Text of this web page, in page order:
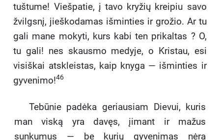
tuštume! Viešpatie, į tavo kryžių kreipiu savo
žvilgsnį, jieškodamas išminties ir grožio. Ar tu
gali mane mokyti, kurs kabi ten prikaltas ? O,
tu gali! nes skausmo medyje, o Kristau, esi
visiškai atskleistas, kaip knyga — išminties ir
gyvenimo!46
Tebūnie padėka geriausiam Dievui, kuris
man viską yra davęs, įimant ir mažus
sunkumus — be kurių gyvenimas nėra